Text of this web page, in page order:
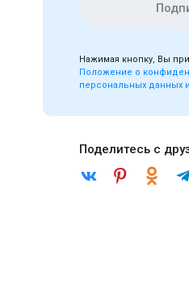
Нажимая кнопку, Вы
Положение о
персональных данных
Поделитесь с